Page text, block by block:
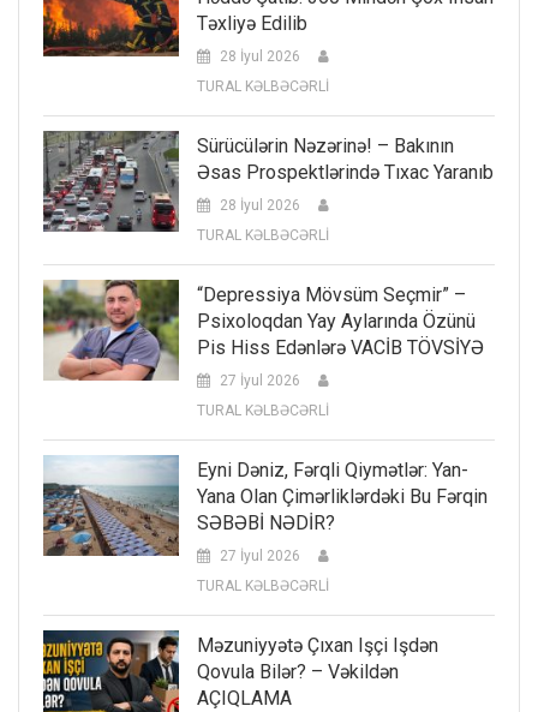
Təxliyə Edilib
28 İyul 2026
TURAL KƏLBƏCƏRLİ
Sürücülərin Nəzərinə! – Bakının
Əsas Prospektlərində Tıxac Yaranıb
28 İyul 2026
TURAL KƏLBƏCƏRLİ
“Depressiya Mövsüm Seçmir” –
Psixoloqdan Yay Aylarında Özünü
Pis Hiss Edənlərə VACİB TÖVSİYƏ
27 İyul 2026
TURAL KƏLBƏCƏRLİ
Eyni Dəniz, Fərqli Qiymətlər: Yan-
Yana Olan Çimərliklərdəki Bu Fərqin
SƏBƏBİ NƏDİR?
27 İyul 2026
TURAL KƏLBƏCƏRLİ
Məzuniyyətə Çıxan Işçi Işdən
Qovula Bilər? – Vəkildən
AÇIQLAMA